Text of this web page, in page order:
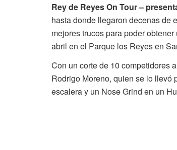
Rey de Reyes On Tour –
hasta donde llegaron decenas de
mejores trucos para poder
abril en el Parque los Reyes en
Con un corte de 10 competidores
Rodrigo Moreno, quien se lo llevó
escalera y un Nose Grind en un